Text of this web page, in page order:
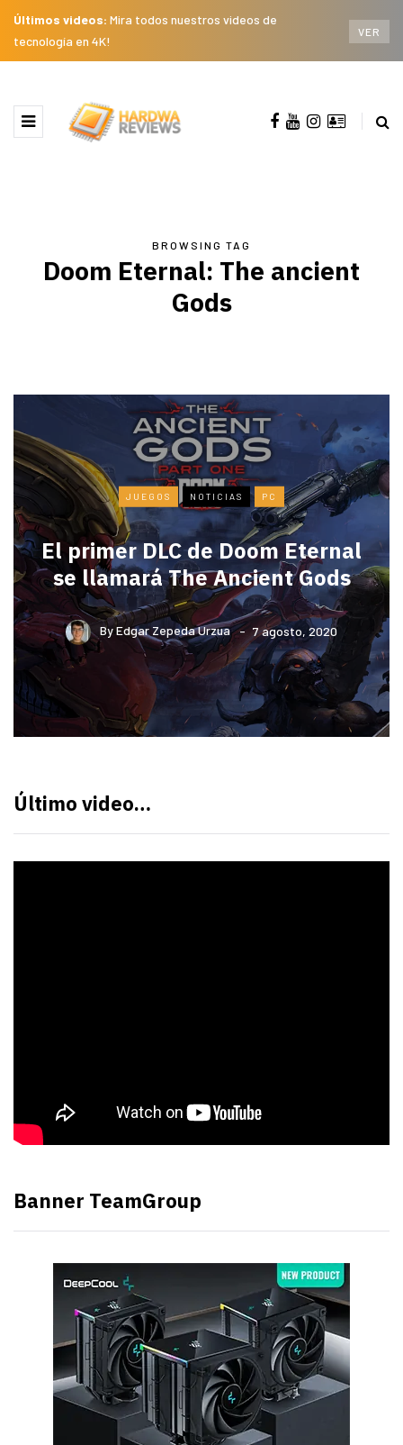
Últimos videos: Mira todos nuestros videos de
tecnología en 4K!
VER
BROWSING TAG
Doom Eternal: The ancient
Gods
JUEGOS NOTICIAS PC
El primer DLC de Doom Eternal
se llamará The Ancient Gods
ByEdgar Zepeda Urzua 7 agosto, 2020
Último video…
Banner TeamGroup